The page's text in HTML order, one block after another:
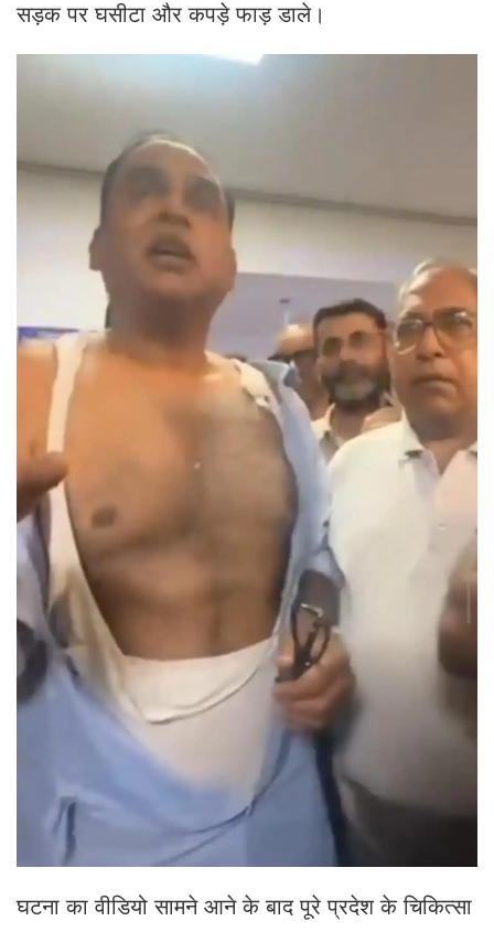
सड़क पर घसीटा और कपड़े फाड़ डाले।
घटना का वीडियो सामने आने के बाद पूरे प्रदेश के चिकित्सा